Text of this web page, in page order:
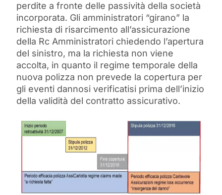
perdite a fronte delle passività della società
incorporata. Gli amministratori “girano” la
richiesta di risarcimento all’assicurazione
della Rc Amministratori chiedendo l’apertura
del sinistro, ma la richiesta non viene
accolta, in quanto il regime temporale della
nuova polizza non prevede la copertura per
gli eventi dannosi verificatisi prima dell’inizio
della validità del contratto assicurativo.